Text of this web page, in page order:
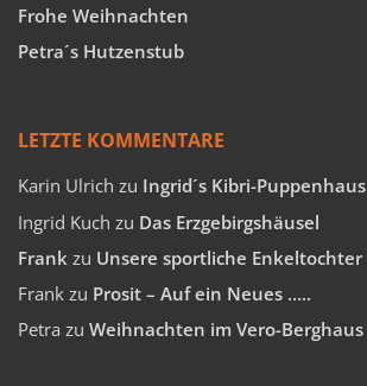
Frohe Weihnachten
Petra´s Hutzenstub
LETZTE KOMMENTARE
Karin Ulrich zu Ingrid´s Kibri-Puppenhaus
Ingrid Kuch zu Das Erzgebirgshäusel
Frank zu Unsere sportliche Enkeltochter
Frank zu Prosit – Auf ein Neues …..
Petra zu Weihnachten im Vero-Berghaus